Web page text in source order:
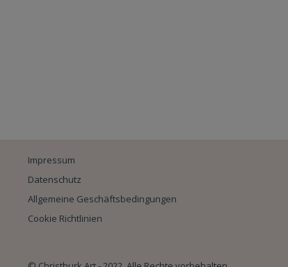
Impressum
Datenschutz
Allgemeine Geschäftsbedingungen
Cookie Richtlinien